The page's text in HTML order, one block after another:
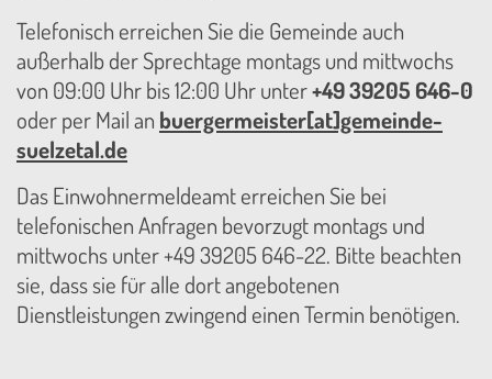
Telefonisch erreichen Sie die Gemeinde auch
außerhalb der Sprechtage montags und mittwochs
von 09:00 Uhr bis 12:00 Uhr unter+49 39205 646-0
oder per Mail an buergermeister[at]gemeinde-
suelzetal.de
Das Einwohnermeldeamt erreichen Sie bei
telefonischen Anfragen bevorzugt montags und
mittwochs unter +49 39205 646-22. Bitte beachten
sie, dass sie für alle dort angebotenen
Dienstleistungen zwingend einen Termin benötigen.